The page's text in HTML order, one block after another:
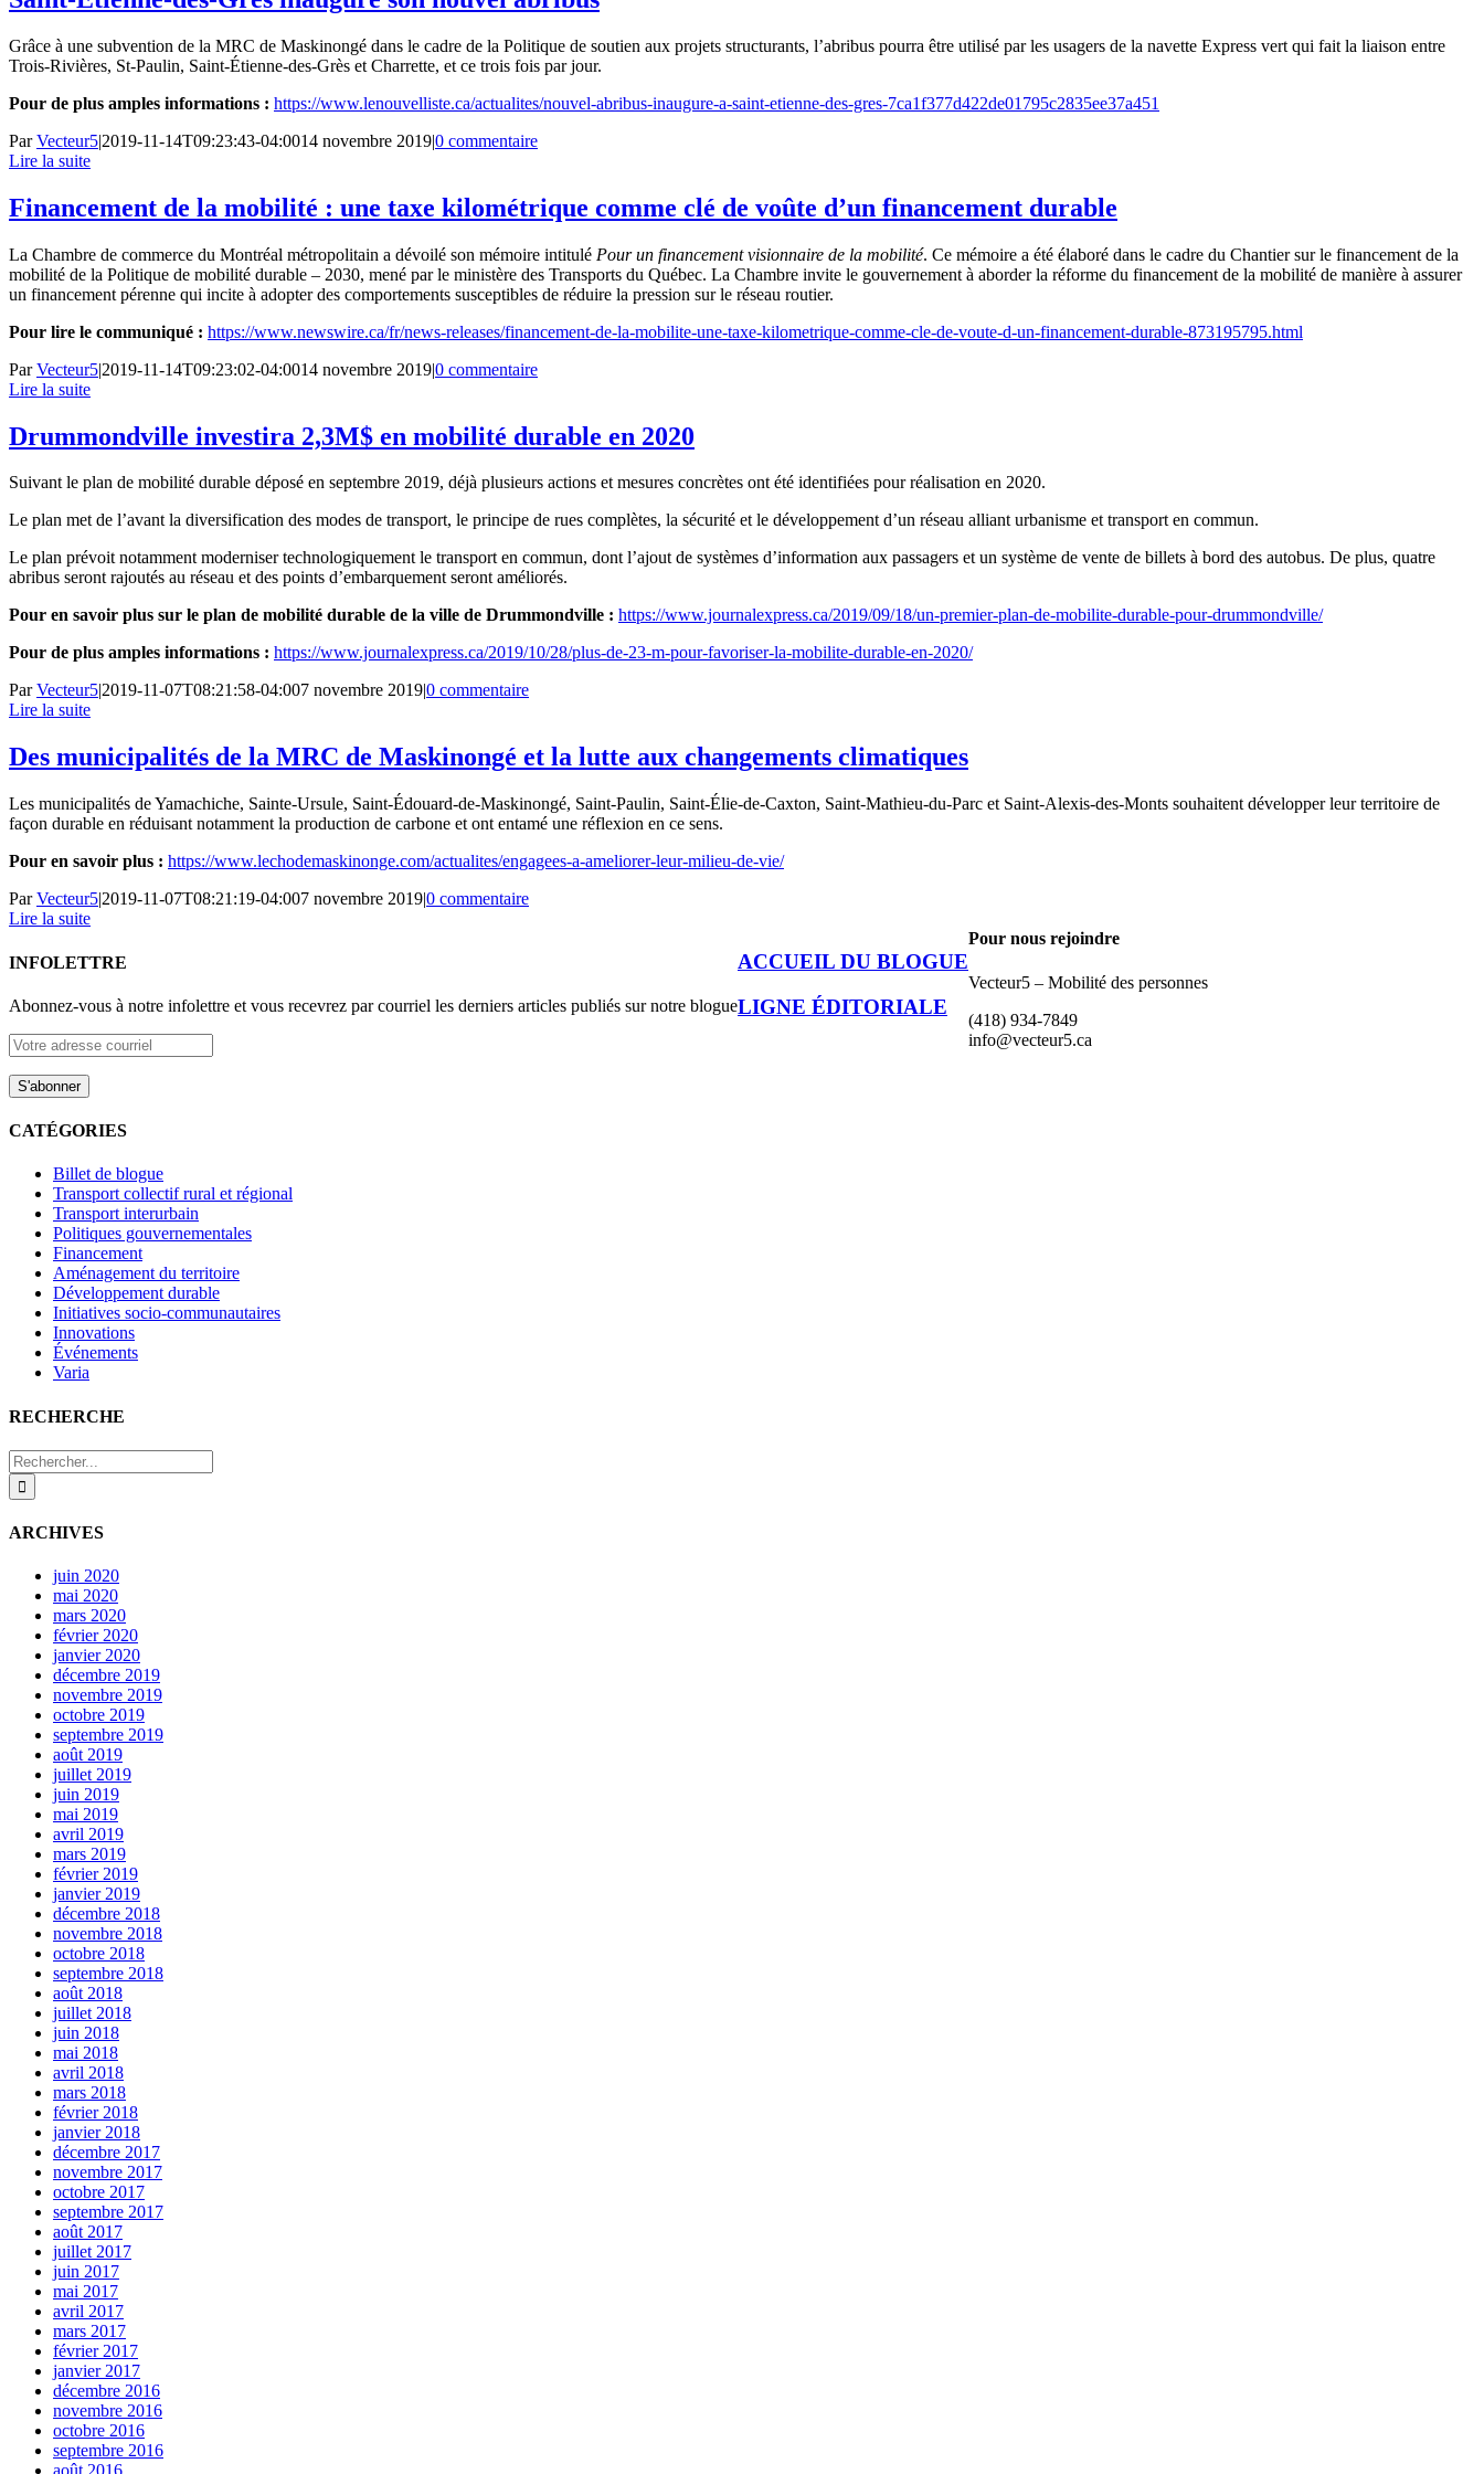
Grâce à une subvention de la MRC de Maskinongé dans le cadre de la Politique de soutien aux projets structurants, l’abribus pourra être utilisé par les usagers de la navette Express vert qui fait la liaison entre
Trois-Rivières, St-Paulin, Saint-Étienne-des-Grès et Charrette, et ce trois fois par jour.
Pour de plus amples informations : https://www.lenouvelliste.ca/actualites/nouvel-abribus-inaugure-a-saint-etienne-des-gres-7ca1f377d422de01795c2835ee37a451
ParVecteur5|2019-11-14T09:23:43-04:0014 novembre 2019|0 commentaire
Lire la suite
Financement de la mobilité : une taxe kilométrique comme clé de voûte d’un financement durable
La Chambre de commerce du Montréal métropolitain a dévoilé son mémoire intitulé Pour un financement visionnaire de la mobilité. Ce mémoire a été élaboré dans le cadre du Chantier sur le financement de la
mobilité de la Politique de mobilité durable – 2030, mené par le ministère des Transports du Québec. La Chambre invite le gouvernement à aborder la réforme du financement de la mobilité de manière à assurer
un financement pérenne qui incite à adopter des comportements susceptibles de réduire la pression sur le réseau routier.
Pour lire le communiqué : https://www.newswire.ca/fr/news-releases/financement-de-la-mobilite-une-taxe-kilometrique-comme-cle-de-voute-d-un-financement-durable-873195795.html
ParVecteur5|2019-11-14T09:23:02-04:0014 novembre 2019|0 commentaire
Lire la suite
Drummondville investira 2,3M$ en mobilité durable en 2020
Suivant le plan de mobilité durable déposé en septembre 2019, déjà plusieurs actions et mesures concrètes ont été identifiées pour réalisation en 2020.
Le plan met de l’avant la diversification des modes de transport, le principe de rues complètes, la sécurité et le développement d’un réseau alliant urbanisme et transport en commun.
Le plan prévoit notamment moderniser technologiquement le transport en commun, dont l’ajout de systèmes d’information aux passagers et un système de vente de billets à bord des autobus. De plus, quatre
abribus seront rajoutés au réseau et des points d’embarquement seront améliorés.
Pour en savoir plus sur le plan de mobilité durable de la ville de Drummondville : https://www.journalexpress.ca/2019/09/18/un-premier-plan-de-mobilite-durable-pour-drummondville/
Pour de plus amples informations : https://www.journalexpress.ca/2019/10/28/plus-de-23-m-pour-favoriser-la-mobilite-durable-en-2020/
ParVecteur5|2019-11-07T08:21:58-04:007 novembre 2019|0 commentaire
Lire la suite
Des municipalités de la MRC de Maskinongé et la lutte aux changements climatiques
Les municipalités de Yamachiche, Sainte-Ursule, Saint-Édouard-de-Maskinongé, Saint-Paulin, Saint-Élie-de-Caxton, Saint-Mathieu-du-Parc et Saint-Alexis-des-Monts souhaitent développer leur territoire de
façon durable en réduisant notamment la production de carbone et ont entamé une réflexion en ce sens.
Pour en savoir plus : https://www.lechodemaskinonge.com/actualites/engagees-a-ameliorer-leur-milieu-de-vie/
ParVecteur5|2019-11-07T08:21:19-04:007 novembre 2019|0 commentaire
Lire la suite
INFOLETTRE
Abonnez-vous à notre infolettre et vous recevrez par courriel les derniers articles publiés sur notre blogue
CATÉGORIES
Billet de blogue
Transport collectif rural et régional
Transport interurbain
Politiques gouvernementales
Financement
Aménagement du territoire
Développement durable
Initiatives socio-communautaires
Innovations
Événements
Varia
RECHERCHE
Rechercher:
ARCHIVES
juin 2020
mai 2020
mars 2020
février 2020
janvier 2020
décembre 2019
novembre 2019
octobre 2019
septembre 2019
août 2019
juillet 2019
juin 2019
mai 2019
avril 2019
mars 2019
février 2019
janvier 2019
décembre 2018
novembre 2018
octobre 2018
septembre 2018
août 2018
juillet 2018
juin 2018
mai 2018
avril 2018
mars 2018
février 2018
janvier 2018
décembre 2017
novembre 2017
octobre 2017
septembre 2017
août 2017
juillet 2017
juin 2017
mai 2017
avril 2017
mars 2017
février 2017
janvier 2017
décembre 2016
novembre 2016
octobre 2016
septembre 2016
ACCUEIL DU BLOGUE
LIGNE ÉDITORIALE
Pour nous rejoindre
Vecteur5 – Mobilité des personnes
(418) 934-7849
info@vecteur5.ca